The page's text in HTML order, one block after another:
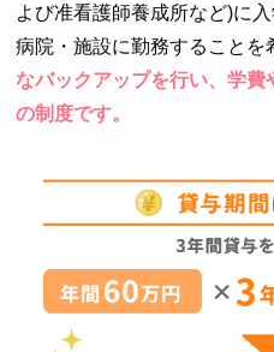
よび准看護師養成所など)に
病院・施設に勤務することを
なバックアップを行い、学
の制度です。